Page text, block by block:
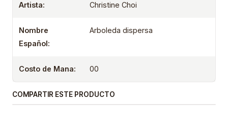
Artista: Christine Choi
Nombre
Español:
Arboleda dispersa
Costo de Mana: 00
COMPARTIR ESTE PRODUCTO